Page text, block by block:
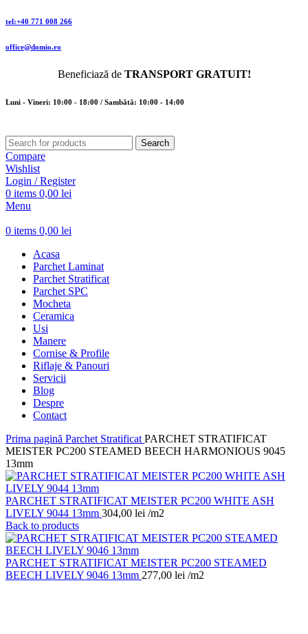
tel:+40 771 008 266
office@domio.ro
Beneficiază de TRANSPORT GRATUIT!
Luni - Vineri: 10:00 - 18:00 / Sambătă: 10:00 - 14:00
Search
Compare
Wishlist
Login / Register
0 items 0,00 lei
Menu
0 items 0,00 lei
Acasa
Parchet Laminat
Parchet Stratificat
Parchet SPC
Mocheta
Ceramica
Usi
Manere
Cornise & Profile
Riflaje & Panouri
Servicii
Blog
Despre
Contact
Prima pagină Parchet Stratificat PARCHET STRATIFICAT
MEISTER PC200 STEAMED BEECH HARMONIOUS 9045
13mm
PARCHET STRATIFICAT MEISTER PC200 WHITE ASH
LIVELY 9044 13mm 304,00 lei /m2
Back to products
PARCHET STRATIFICAT MEISTER PC200 STEAMED
BEECH LIVELY 9046 13mm 277,00 lei /m2